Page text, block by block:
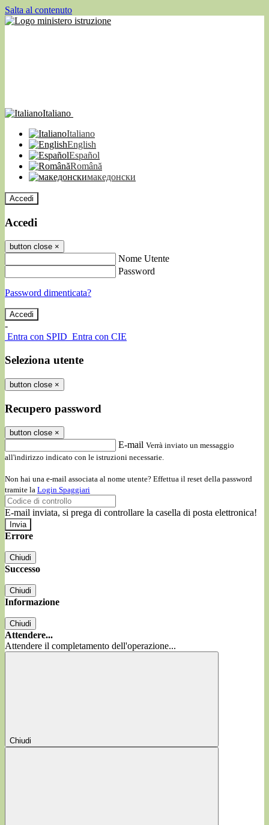
Salta al contenuto
Italiano
Italiano
English
Español
Română
македонски
Accedi
Accedi
button close ×
Nome Utente
Password
Password dimenticata?
-
Entra con SPID Entra con CIE
Seleziona utente
button close ×
Recupero password
button close ×
E-mail Verrà inviato un messaggio
all'indirizzo indicato con le istruzioni necessarie.
Non hai una e-mail associata al nome utente? Effettua il reset della password
tramite la Login Spaggiari
E-mail inviata, si prega di controllare la casella di posta elettronica!
Errore
Chiudi
Successo
Chiudi
Informazione
Chiudi
Attendere...
Attendere il completamento dell'operazione...
Chiudi